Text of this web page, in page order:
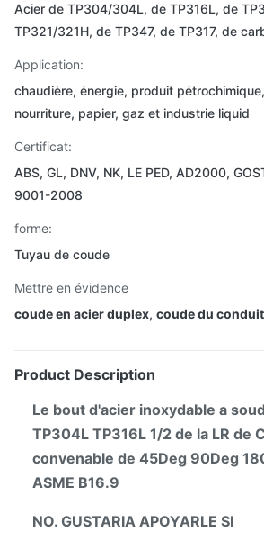
Acier de TP304/304L, de TP316L, de
TP321/321H, de TP347, de TP317, de
Application:
chaudière, énergie, produit
nourriture, papier, gaz et industrie liquid
Certificat:
ABS, GL, DNV, NK, LE PED, AD2000,
9001-2008
forme:
Tuyau de coude
Mettre en évidence
coude en acier duplex, coude du
Product Description
Le bout d'acier inoxydable a
TP304L TP316L 1/2 de la LR de
convenable de 45Deg 90Deg
ASME B16.9
NO. GUSTARIA APOYARLE SI